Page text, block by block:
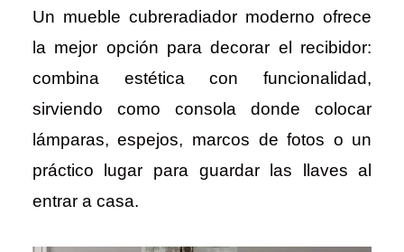
Un mueble cubreradiador moderno ofrece
la mejor opción para decorar el recibidor:
combina estética con funcionalidad,
sirviendo como consola donde colocar
lámparas, espejos, marcos de fotos o un
práctico lugar para guardar las llaves al
entrar a casa.